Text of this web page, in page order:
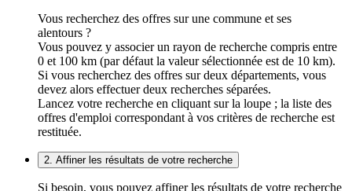
Vous recherchez des offres sur une commune et ses
alentours ?
Vous pouvez y associer un rayon de recherche compris entre
0 et 100 km (par défaut la valeur sélectionnée est de 10 km).
Si vous recherchez des offres sur deux départements, vous
devez alors effectuer deux recherches séparées.
Lancez votre recherche en cliquant sur la loupe ; la liste des
offres d'emploi correspondant à vos critères de recherche est
restituée.
2. Affiner les résultats de votre recherche
Si besoin, vous pouvez affiner les résultats de votre recherche